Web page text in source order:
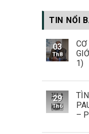
TIN NỔI
03
Th8
1)
29
Th6
–